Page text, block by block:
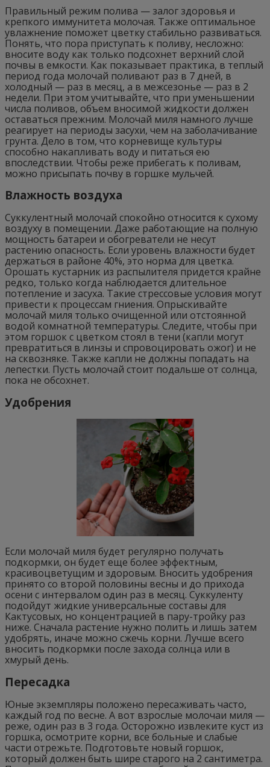
Правильный режим полива — залог здоровья и
крепкого иммунитета молочая. Также оптимальное
увлажнение поможет цветку стабильно развиваться.
Понять, что пора приступать к поливу, несложно:
вносите воду как только подсохнет верхний слой
почвы в емкости. Как показывает практика, в теплый
период года молочай поливают раз в 7 дней, в
холодный — раз в месяц, а в межсезонье — раз в 2
недели. При этом учитывайте, что при уменьшении
числа поливов, объем вносимой жидкости должен
оставаться прежним. Молочай миля намного лучше
реагирует на периоды засухи, чем на заболачивание
грунта. Дело в том, что корневище культуры
способно накапливать воду и питаться ею
впоследствии. Чтобы реже прибегать к поливам,
можно присыпать почву в горшке мульчей.
Влажность воздуха
Суккулентный молочай спокойно относится к сухому
воздуху в помещении. Даже работающие на полную
мощность батареи и обогреватели не несут
растению опасность. Если уровень влажности будет
держаться в районе 40%, это норма для цветка.
Орошать кустарник из распылителя придется крайне
редко, только когда наблюдается длительное
потепление и засуха. Такие стрессовые условия могут
привести к процессам гниения. Опрыскивайте
молочай миля только очищенной или отстоянной
водой комнатной температуры. Следите, чтобы при
этом горшок с цветком стоял в тени (капли могут
превратиться в линзы и спровоцировать ожог) и не
на сквозняке. Также капли не должны попадать на
лепестки. Пусть молочай стоит подальше от солнца,
пока не обсохнет.
Удобрения
Если молочай миля будет регулярно получать
подкормки, он будет еще более эффектным,
красивоцветущим и здоровым. Вносить удобрения
принято со второй половины весны и до прихода
осени с интервалом один раз в месяц. Суккуленту
подойдут жидкие универсальные составы для
Кактусовых, но концентрацией в пару-тройку раз
ниже. Сначала растение нужно полить и лишь затем
удобрять, иначе можно сжечь корни. Лучше всего
вносить подкормки после захода солнца или в
хмурый день.
Пересадка
Юные экземпляры положено пересаживать часто,
каждый год по весне. А вот взрослые молочаи миля —
реже, один раз в 3 года. Осторожно извлеките куст из
горшка, осмотрите корни, все больные и слабые
части отрежьте. Подготовьте новый горшок,
который должен быть шире старого на 2 сантиметра.